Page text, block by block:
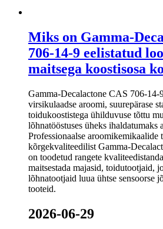
Miks on Gamma-
706-14-9 eelistatud
maitsega koostisosa
Gamma-Decalactone CAS 706-
virsikulaadse aroomi, suurepärase
toidukoostistega ühilduvuse tõttu
lõhnatööstuses üheks ihaldatumaks
Professionaalse
kõrgekvaliteedilist Gamma-
on toodetud rangete
maitsestada majasid, toidutootjaid,
lõhnatootjaid luua ühtse sensoorse
tooteid.
2026-06-29